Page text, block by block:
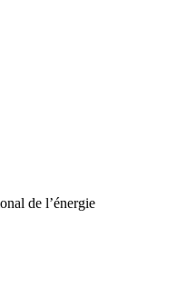
de l’énergie